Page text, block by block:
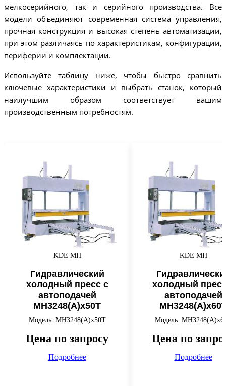
мелкосерийного, так и серийного производства. Все
модели объединяют современная система управления,
прочная конструкция и высокая степень автоматизации,
при этом различаясь по характеристикам, конфигурации,
периферии и комплектации.
Используйте таблицу ниже, чтобы быстро сравнить
ключевые характеристики и выбрать станок, который
наилучшим образом соответствует вашим
производственным потребностям.
KDE MH
Гидравлический
холодный пресс с
автоподачей
MH3248(A)x50T
Модель: MH3248(A)x50T
Цена по запросу
Подробнее
KDE MH
холодный
автоподачей
Модель:
Цена по
Подробнее